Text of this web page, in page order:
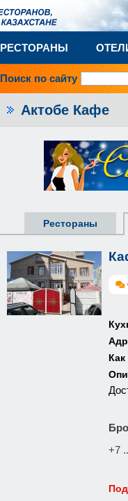
РЕСТОРАНЫ
Поиск по сайту
Актобе Кафе
Рестораны
+7